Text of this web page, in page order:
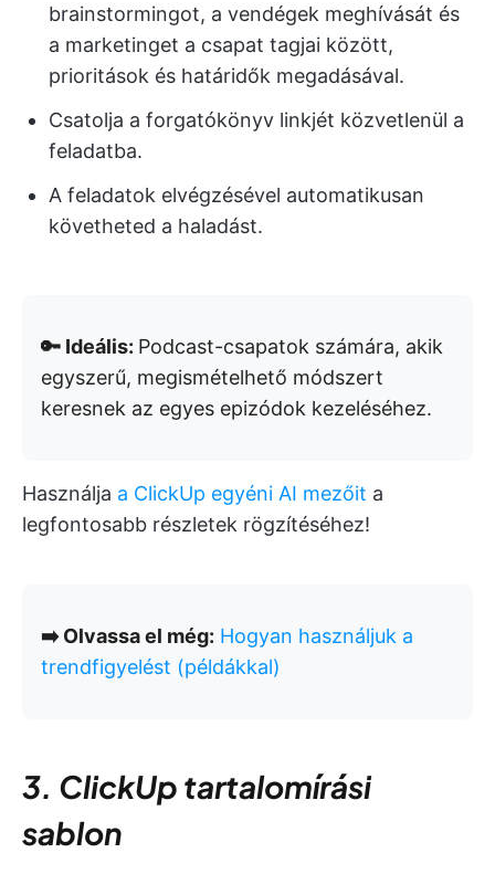
brainstormingot, a vendégek meghívását és
a marketinget a csapat tagjai között,
prioritások és határidők megadásával.
Csatolja a forgatókönyv linkjét közvetlenül a
feladatba.
A feladatok elvégzésével automatikusan
követheted a haladást.
🔑 Ideális: Podcast-csapatok számára, akik
egyszerű, megismételhető módszert
keresnek az egyes epizódok kezeléséhez.
Használja a ClickUp egyéni AI mezőit a
legfontosabb részletek rögzítéséhez!
➡️ Olvassa el még: Hogyan használjuk a
trendfigyelést (példákkal)
3. ClickUp tartalomírási
sablon